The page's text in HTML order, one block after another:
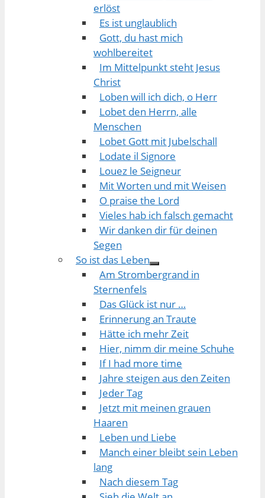
erlöst
Es ist unglaublich
Gott, du hast mich
wohlbereitet
Im Mittelpunkt steht Jesus
Christ
Loben will ich dich, o Herr
Lobet den Herrn, alle
Menschen
Lobet Gott mit Jubelschall
Lodate il Signore
Louez le Seigneur
Mit Worten und mit Weisen
O praise the Lord
Vieles hab ich falsch gemacht
Wir danken dir für deinen
Segen
So ist das Leben
Am Strombergrand in
Sternenfels
Das Glück ist nur …
Erinnerung an Traute
Hätte ich mehr Zeit
Hier, nimm dir meine Schuhe
If I had more time
Jahre steigen aus den Zeiten
Jeder Tag
Jetzt mit meinen grauen
Haaren
Leben und Liebe
Manch einer bleibt sein Leben
lang
Nach diesem Tag